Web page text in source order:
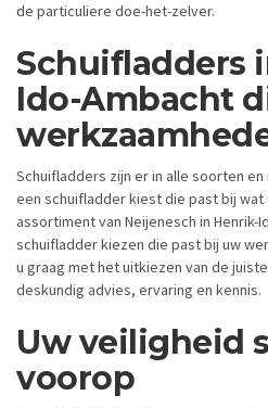
de particuliere doe-het-zelver.
Schuifladders
Ido-Ambacht
Schuifladders zijn er in alle soorten
een schuifladder kiest die past bij wat
assortiment van Neijenesch in Henrik-
schuifladder kiezen die past bij uw
u graag met het uitkiezen van de
deskundig advies, ervaring en kennis.
Uw veiligheid
voorop